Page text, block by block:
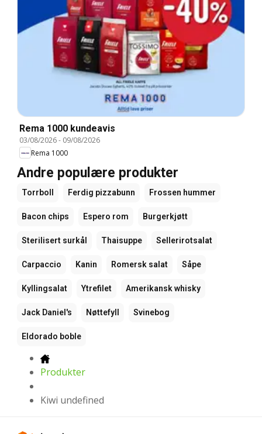
Rema 1000 kundeavis
03/08/2026- 09/08/2026
Rema 1000
Andre populære produkter
Torrboll Ferdig pizzabunn Frossen hummer
Bacon chips Espero rom Burgerkjøtt
Sterilisert surkål Thaisuppe Sellerirotsalat
Carpaccio Kanin Romersk salat Såpe
Kyllingsalat Ytrefilet Amerikansk whisky
Jack Daniel's Nøttefyll Svinebog
Eldorado boble
Produkter
Kiwi undefined